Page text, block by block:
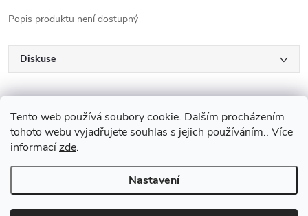
Tento web používá soubory cookie. Dalším procházením
tohoto webu vyjadřujete souhlas s jejich používáním.. Více
informacízde.
Nastavení
Popis produktu není dostupný
Diskuse
Copyright 2026SportOáza. Všechna práva vyhrazena.Upravit nastavení
cookies